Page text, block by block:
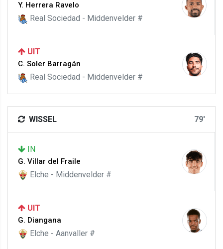
Y. Herrera Ravelo
Real Sociedad - Middenvelder #
UIT
C. Soler Barragán
Real Sociedad - Middenvelder #
WISSEL 79'
IN
G. Villar del Fraile
Elche - Middenvelder #
UIT
G. Diangana
Elche - Aanvaller #